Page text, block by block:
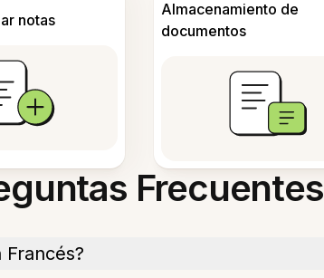
notas
Almacenamiento de
documentos
Frecuentes